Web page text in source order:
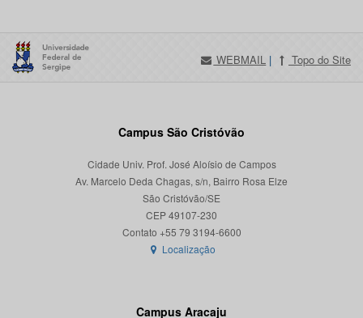
WEBMAIL | Topo do Site
Campus São Cristóvão
Cidade Univ. Prof. José Aloísio de Campos
Av. Marcelo Deda Chagas, s/n, Bairro Rosa Elze
São Cristóvão/SE
CEP 49107-230
Localização
Campus Aracaju